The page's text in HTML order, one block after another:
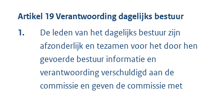
Artikel 19 Verantwoording dagelijks bestuur
1.
De leden van het dagelijks bestuur zijn
afzonderlijk en tezamen voor het door hen
gevoerde bestuur informatie en
verantwoording verschuldigd aan de
commissie en geven de commissie met